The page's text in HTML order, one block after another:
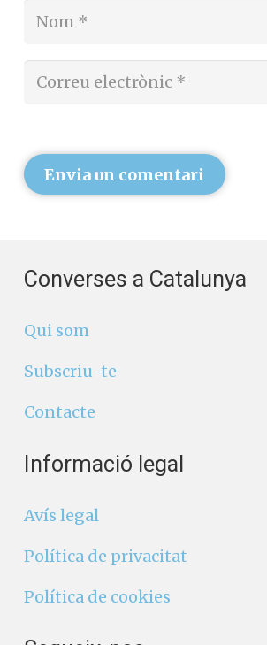
Envia un comentari
Converses a Catalunya
Qui som
Subscriu-te
Contacte
Informació legal
Avís legal
Política de privacitat
Política de cookies